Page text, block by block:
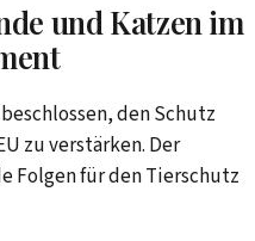
und Katzen im
den Schutz
zu verstärken. Der
Folgen für den Tierschutz